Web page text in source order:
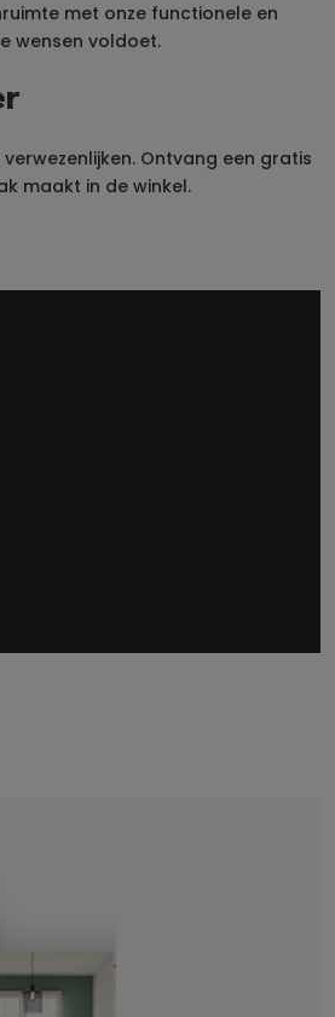
met onze functionele en
wensen voldoet.
Ontvang een gratis
maakt in de winkel.